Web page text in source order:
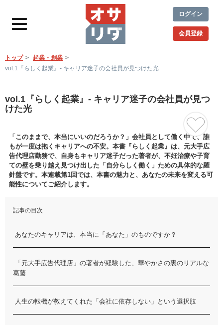
ログイン
会員登録
トップ
起業・創業
vol.1『らしく起業』- キャリア迷子の会社員が見つけた光
vol.1『らしく起業』- キャリア迷子の会社員が見つ
けた光
「このままで、本当にいいのだろうか？」会社員として働く中で、誰
もが一度は抱くキャリアへの不安。本書『らしく起業』は、元大手広
告代理店勤務で、自身もキャリア迷子だった著者が、不妊治療や子育
ての壁を乗り越え見つけ出した「自分らしく働く」ための具体的な羅
針盤です。本連載第1回では、本書の魅力と、あなたの未来を変える可
能性についてご紹介します。
記事の目次
あなたのキャリアは、本当に「あなた」のものですか？
「元大手広告代理店」の著者が経験した、華やかさの裏のリアルな
葛藤
人生の転機が教えてくれた「会社に依存しない」という選択肢